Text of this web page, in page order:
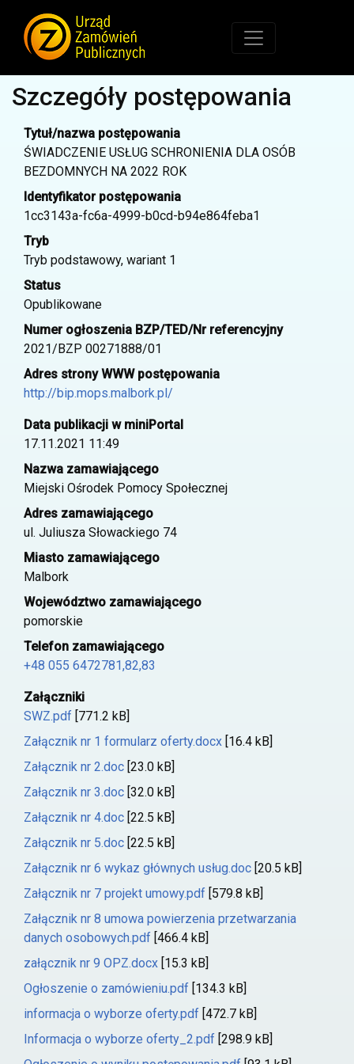
Szczegóły postępowania
Tytuł/nazwa postępowania
ŚWIADCZENIE USŁUG SCHRONIENIA DLA OSÓB
BEZDOMNYCH NA 2022 ROK
Identyfikator postępowania
1cc3143a-fc6a-4999-b0cd-b94e864feba1
Tryb
Tryb podstawowy, wariant 1
Status
Opublikowane
Numer ogłoszenia BZP/TED/Nr referencyjny
2021/BZP 00271888/01
Adres strony WWW postępowania
http://bip.mops.malbork.pl/
Data publikacji w miniPortal
17.11.2021 11:49
Nazwa zamawiającego
Miejski Ośrodek Pomocy Społecznej
Adres zamawiającego
ul. Juliusza Słowackiego 74
Miasto zamawiającego
Malbork
Województwo zamawiającego
pomorskie
Telefon zamawiającego
+48 055 6472781,82,83
Załączniki
SWZ.pdf [771.2 kB]
Załącznik nr 1 formularz oferty.docx [16.4 kB]
Załącznik nr 2.doc [23.0 kB]
Załącznik nr 3.doc [32.0 kB]
Załącznik nr 4.doc [22.5 kB]
Załącznik nr 5.doc [22.5 kB]
Załącznik nr 6 wykaz głównych usług.doc [20.5 kB]
Załącznik nr 7 projekt umowy.pdf [579.8 kB]
Załącznik nr 8 umowa powierzenia przetwarzania
danych osobowych.pdf [466.4 kB]
załącznik nr 9 OPZ.docx [15.3 kB]
Ogłoszenie o zamówieniu.pdf [134.3 kB]
informacja o wyborze oferty.pdf [472.7 kB]
Informacja o wyborze oferty_2.pdf [298.9 kB]